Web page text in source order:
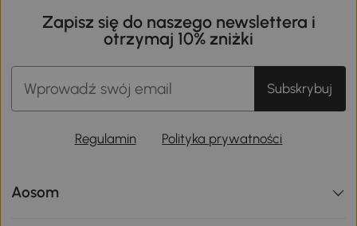
Zapisz się do naszego newslettera i
otrzymaj 10% zniżki
Subskrybuj
Regulamin Polityka prywatności
Aosom